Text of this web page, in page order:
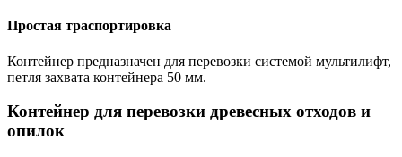
Простая траспортировка
Контейнер предназначен для перевозки системой мультилифт,
петля захвата контейнера 50 мм.
Контейнер для перевозки древесных отходов и
опилок